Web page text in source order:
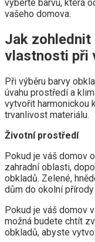
vyberte barvu, která
vašeho domova.
Jak
vlastnosti při
Při výběru barvy
úvahu prostředí a
vytvořit harmonickou
trvanlivost materiálu.
Životní prostředí
Pokud je váš domov
zahradní oblasti,
obkladů. Zelené,
dům do okolní
Pokud je váš domov
možná budete chtít
obkladů, abyste